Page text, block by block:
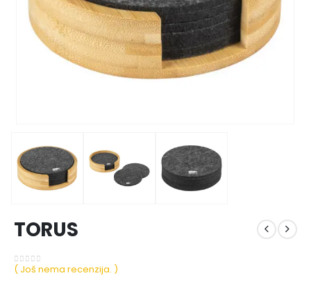
TORUS
0 out of 5
( Još nema recenzija. )